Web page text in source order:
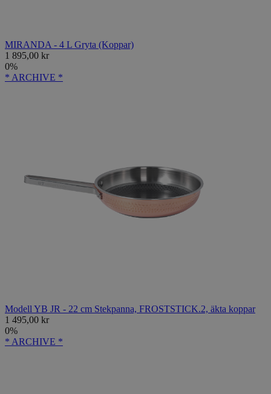
MIRANDA - 4 L Gryta (Koppar)
1 895,00 kr
0%
* ARCHIVE *
Modell YB JR - 22 cm Stekpanna, FROSTSTICK.2, äkta koppar
1 495,00 kr
0%
* ARCHIVE *